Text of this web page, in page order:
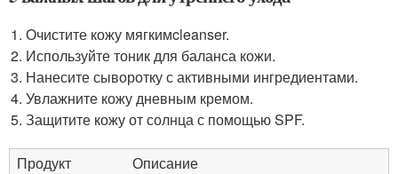
Очистите кожу мягкимcleanser.
Используйте тоник для баланса кожи.
Нанесите сыворотку с активными ингредиентами.
Увлажните кожу дневным кремом.
Защитите кожу от солнца с помощью SPF.
Продукт
Описание